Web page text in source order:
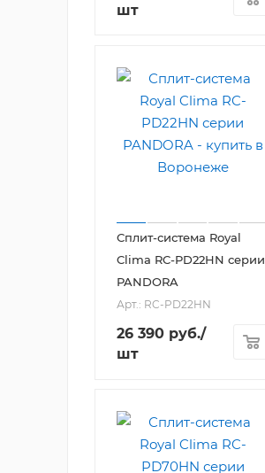
шт
Сплит-система Royal
Clima RC-PD22HN серии
PANDORA
Арт.: RC-PD22HN
26 390 руб./
шт